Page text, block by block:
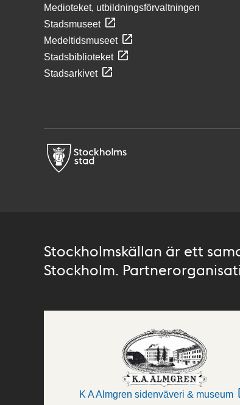
Medioteket, utbildningsförvaltningen
Stadsmuseet
Medeltidsmuseet
Stadsbiblioteket
Stadsarkivet
Stockholmskällan är ett
Stockholm.
K A Almgren sidenväveri & museum